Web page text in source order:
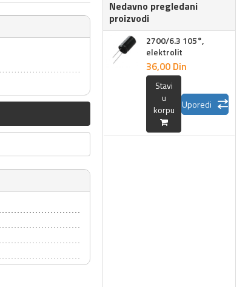
Nedavno pregledani
proizvodi
2700/6.3 105°,
elektrolit
36,00 Din
Stavi
u
korpu
Uporedi